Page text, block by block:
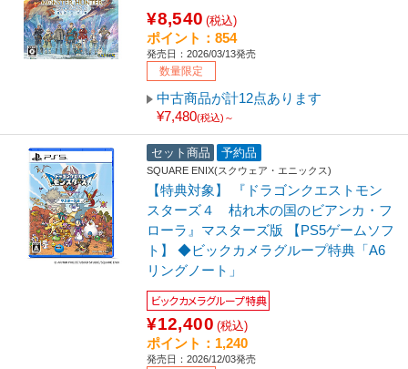
¥8,540 (税込)
ポイント：854
発売日：2026/03/13発売
数量限定
中古商品が計12点あります
¥7,480(税込)～
セット商品 予約品
SQUARE ENIX(スクウェア・エニックス)
【特典対象】 『ドラゴンクエストモン
スターズ４ 枯れ木の国のビアンカ・フ
ローラ』マスターズ版 【PS5ゲームソフ
ト】 ◆ビックカメラグループ特典「A6
リングノート」
ビックカメラグループ特典
¥12,400 (税込)
ポイント：1,240
発売日：2026/12/03発売